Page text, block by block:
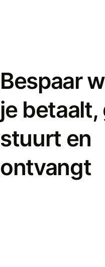
Bespaar
je betaalt,
stuurt en
ontvangt